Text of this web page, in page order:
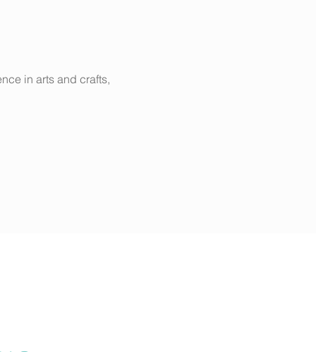
in arts and crafts,